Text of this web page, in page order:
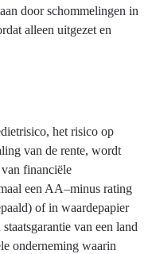
door schommelingen in
alleen uitgezet en
het risico op
van de rente, wordt
financiële
een AA–minus rating
of in waardepapier
van een land
onderneming waarin